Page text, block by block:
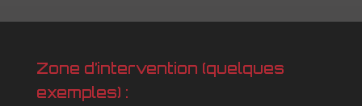
Zone d’intervention (quelques
exemples) :